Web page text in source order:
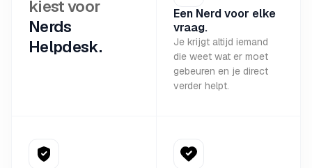
kiest voor
Nerds
Helpdesk.
Een Nerd voor elke
vraag.
Je krijgt altijd iemand
die weet wat er moet
gebeuren en je direct
verder helpt.